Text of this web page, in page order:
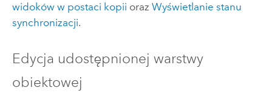
widoków w postaci kopii oraz Wyświetlanie stanu
synchronizacji.
Edycja udostępnionej warstwy
obiektowej